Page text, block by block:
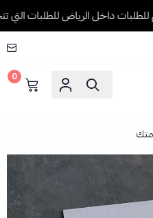
الرياض للطلبات التي تتجاوز 199
0